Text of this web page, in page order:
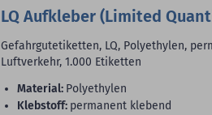
LQ Aufkleber (Limited
Gefahrgutetiketten, LQ, Polyethylen,
Luftverkehr, 1.000 Etiketten
Material: Polyethylen
Klebstoff: permanent klebend